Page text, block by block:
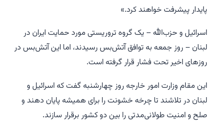
پایدار پیشرفت خواهند کرد.»
اسرائیل و حزب‌الله – یک گروه تروریستی مورد حمایت ایران در
لبنان – روز جمعه به توافق آتش‌بس رسیدند، اما این آتش‌بس در
روزهای اخیر تحت فشار قرار گرفته است.
این مقام وزارت امور خارجه روز چهارشنبه گفت که اسرائیل و
لبنان در تلاشند تا چرخه خشونت را برای همیشه پایان دهند و
صلح و امنیت طولانی‌مدتی را بین دو کشور برقرار سازند.